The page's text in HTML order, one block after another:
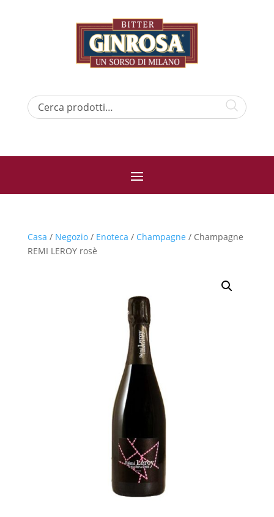
Casa / Negozio/ Enoteca / Champagne / Champagne
REMI LEROY rosè